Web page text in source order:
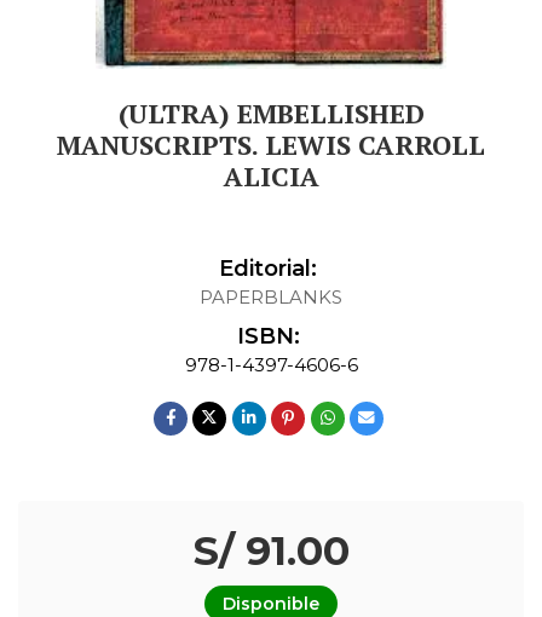
(ULTRA) EMBELLISHED
MANUSCRIPTS. LEWIS CARROLL
ALICIA
Editorial:
PAPERBLANKS
ISBN:
978-1-4397-4606-6
S/ 91.00
Disponible